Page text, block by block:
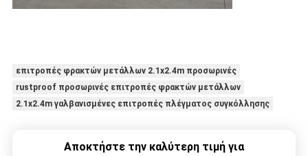
επιτροπές φρακτών μετάλλων 2.1x2.4m προσωρινές
rustproof προσωρινές επιτροπές φρακτών μετάλλων
2.1x2.4m γαλβανισμένες επιτροπές πλέγματος συγκόλλησης
Αποκτήστε την καλύτερη τιμή για